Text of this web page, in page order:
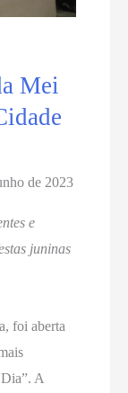
Mei
de 2023
e
juninas
foi aberta
A